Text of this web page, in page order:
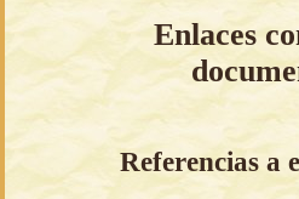
Enlaces
Referencias a